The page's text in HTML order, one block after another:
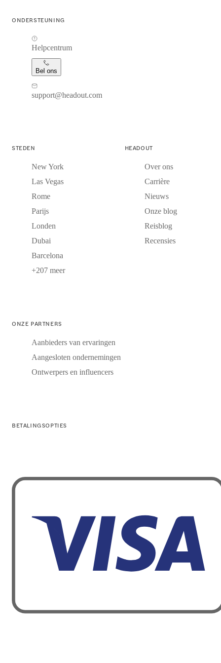
ONDERSTEUNING
Helpcentrum
Bel ons
support@headout.com
STEDEN
New York
Las Vegas
Rome
Parijs
Londen
Dubai
Barcelona
+207 meer
HEADOUT
Over ons
Carrière
Nieuws
Onze blog
Reisblog
Recensies
ONZE PARTNERS
Aanbieders van ervaringen
Aangesloten ondernemingen
Ontwerpers en influencers
BETALINGSOPTIES